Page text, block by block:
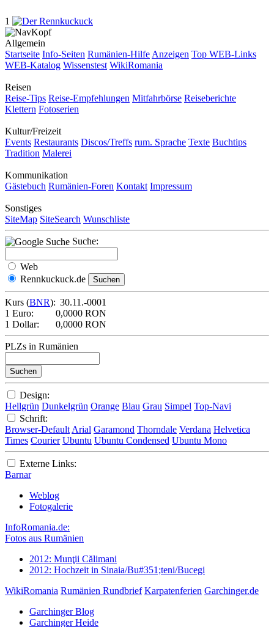
1
Allgemein
Startseite Info-Seiten Rumänien-Hilfe Anzeigen Top WEB-Links
WEB-Katalog Wissenstest WikiRomania
Reisen
Reise-Tips Reise-Empfehlungen Mitfahrbörse Reiseberichte
Klettern Fotoserien
Kultur/Freizeit
Events Restaurants Discos/Treffs rum. Sprache Texte Buchtips
Tradition Malerei
Kommunikation
Gästebuch Rumänien-Foren Kontakt Impressum
Sonstiges
SiteMap SiteSearch Wunschliste
Suche:
Web
Rennkuckuck.de
Kurs (BNR): 30.11.-0001
1 Euro:
0,0000 RON
1 Dollar:
0,0000 RON
PLZs in Rumänien
Design:
Hellgrün Dunkelgrün Orange Blau Grau Simpel Top-Navi
Schrift:
Browser-Default Arial Garamond Thorndale Verdana Helvetica
Times Courier Ubuntu Ubuntu Condensed Ubuntu Mono
Externe Links:
Barnar
Weblog
Fotogalerie
InfoRomania.de:
Fotos aus Rumänien
2012: Munţii Călimani
2012: Hochzeit in Sinaia/Bu#351;teni/Bucegi
WikiRomania Rumänien Rundbrief Karpatenferien Garchinger.de
Garchinger Blog
Garchinger Heide